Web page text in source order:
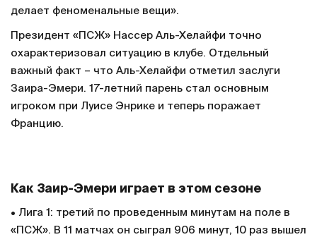
делает феноменальные вещи».
Президент «ПСЖ» Нассер Аль-Хелайфи точно
охарактеризовал ситуацию в клубе. Отдельный
важный факт – что Аль-Хелайфи отметил заслуги
Заира-Эмери. 17-летний парень стал основным
игроком при Луисе Энрике и теперь поражает
Францию.
Как Заир-Эмери играет в этом сезоне
• Лига 1: третий по проведенным минутам на поле в
«ПСЖ». В 11 матчах он сыграл 906 минут, 10 раз вышел